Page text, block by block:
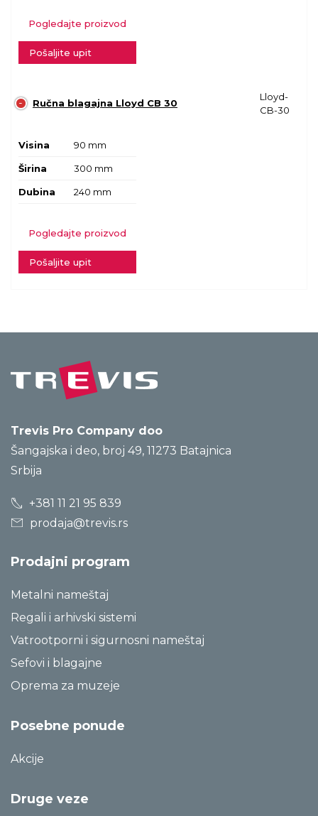
Pogledajte proizvod
Pošaljite upit
Ručna blagajna Lloyd CB 30
Lloyd-
CB-30
Visina 90 mm
Širina 300 mm
Dubina 240 mm
Pogledajte proizvod
Pošaljite upit
Trevis Pro Company doo
Šangajska i deo, broj 49, 11273 Batajnica
Srbija
+381 11 21 95 839
prodaja@trevis.rs
Prodajni program
Metalni nameštaj
Regali i arhivski sistemi
Vatrootporni i sigurnosni nameštaj
Sefovi i blagajne
Oprema za muzeje
Posebne ponude
Akcije
Druge veze